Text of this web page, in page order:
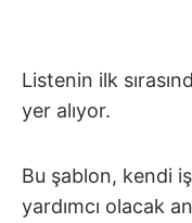
Listenin ilk
yer alıyor.
Bu şablon, kendi
yardımcı olacak